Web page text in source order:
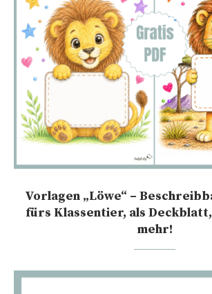
Vorlagen „Löwe“ –
fürs Klassentier, als
mehr!